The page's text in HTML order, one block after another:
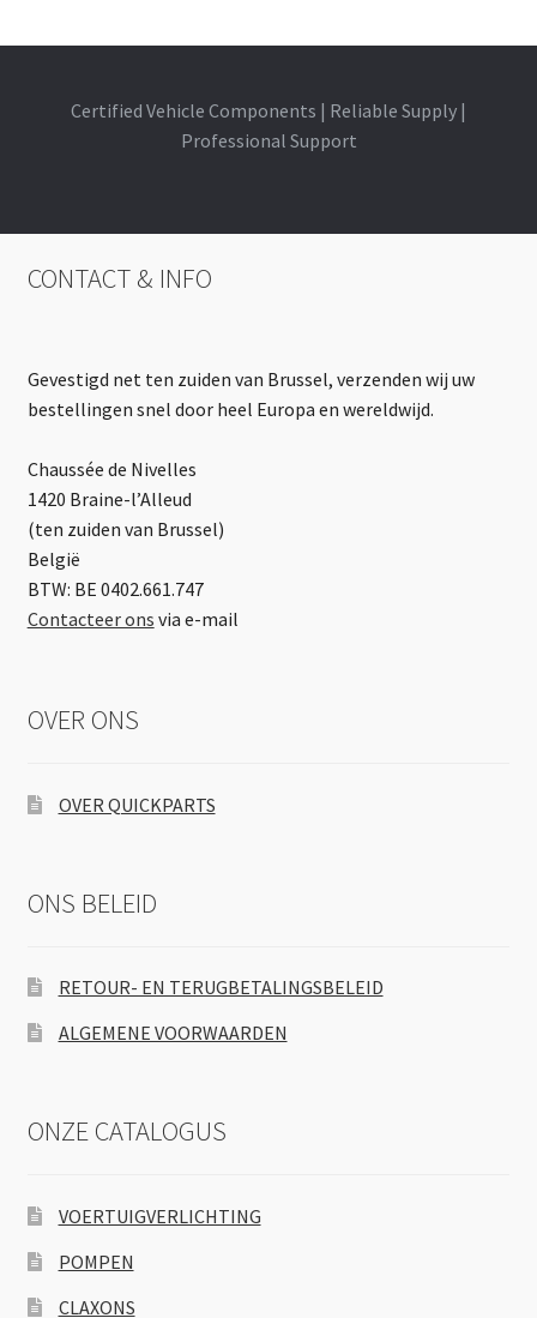
Certified Vehicle Components | Reliable Supply |
Professional Support
CONTACT & INFO
Gevestigd net ten zuiden van Brussel, verzenden wij uw
bestellingen snel door heel Europa en wereldwijd.
Chaussée de Nivelles
1420 Braine-l’Alleud
(ten zuiden van Brussel)
België
BTW: BE 0402.661.747
Contacteer ons via e-mail
OVER ONS
OVER QUICKPARTS
ONS BELEID
RETOUR- EN TERUGBETALINGSBELEID
ALGEMENE VOORWAARDEN
ONZE CATALOGUS
VOERTUIGVERLICHTING
POMPEN
CLAXONS